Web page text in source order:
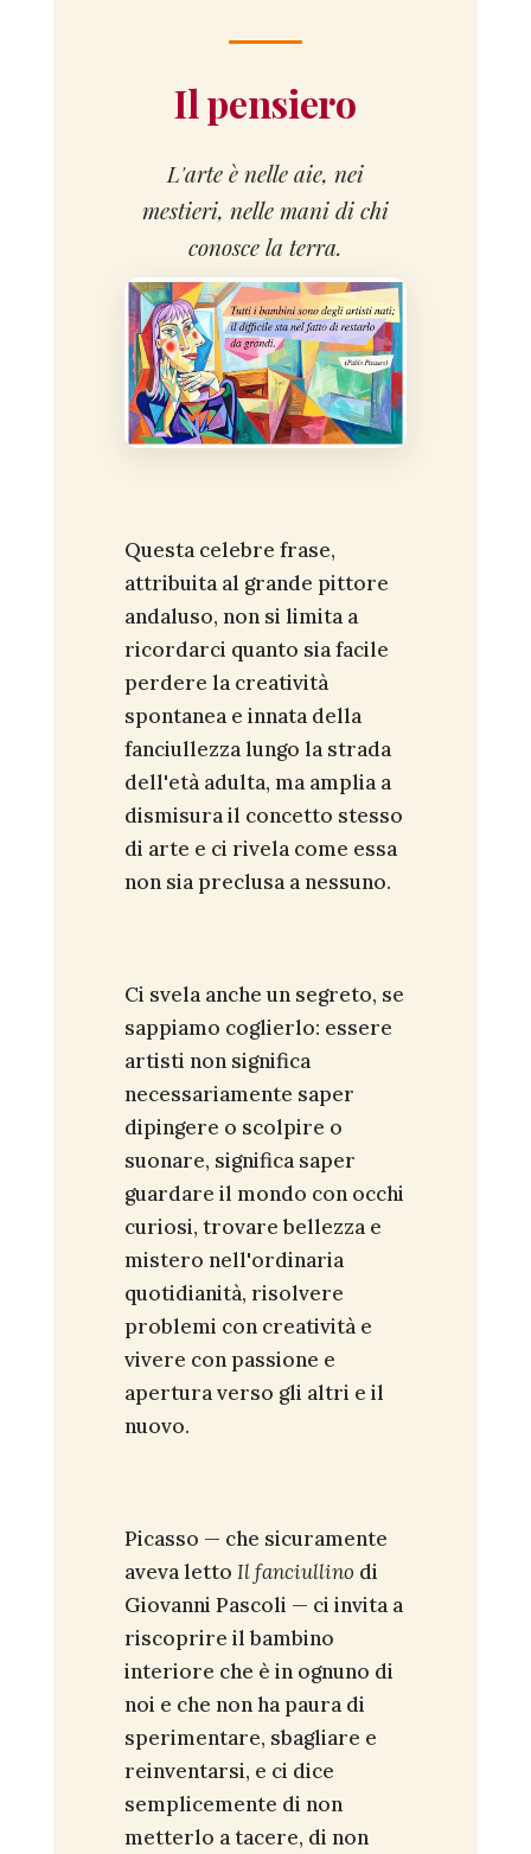
Il pensiero
L'arte è nelle aie, nei
mestieri, nelle mani di chi
conosce la terra.
Questa celebre frase,
attribuita al grande pittore
andaluso, non si limita a
ricordarci quanto sia facile
perdere la creatività
spontanea e innata della
fanciullezza lungo la strada
dell'età adulta, ma amplia a
dismisura il concetto stesso
di arte e ci rivela come essa
non sia preclusa a nessuno.
Ci svela anche un segreto, se
sappiamo coglierlo: essere
artisti non significa
necessariamente saper
dipingere o scolpire o
suonare, significa saper
guardare il mondo con occhi
curiosi, trovare bellezza e
mistero nell'ordinaria
quotidianità, risolvere
problemi con creatività e
vivere con passione e
apertura verso gli altri e il
nuovo.
Picasso — che sicuramente
aveva letto Il fanciullino di
Giovanni Pascoli — ci invita a
riscoprire il bambino
interiore che è in ognuno di
noi e che non ha paura di
sperimentare, sbagliare e
reinventarsi, e ci dice
semplicemente di non
metterlo a tacere, di non